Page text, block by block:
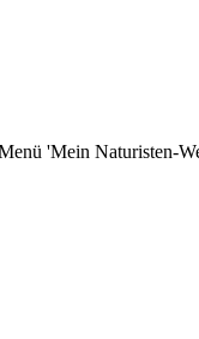
'Mein Naturisten-